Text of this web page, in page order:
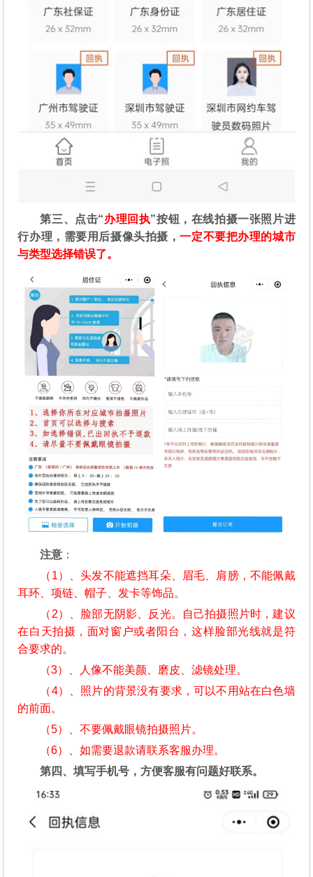
第三、点击“办理回执”按钮，在线拍摄一张照片进
行办理，需要用后摄像头拍摄，一定不要把办理的城市
与类型选择错误了。
注意 ：
（1）、头发不能遮挡耳朵、眉毛、肩膀，不能佩戴
耳环、项链、帽子、发卡等饰品。
（2）、脸部无阴影、反光。自己拍摄照片时，建议
在白天拍摄，面对窗户或者阳台，这样脸部光线就是符
合要求的。
（3）、人像不能美颜、磨皮、滤镜处理。
（4）、照片的背景没有要求，可以不用站在白色墙
的前面。
（5）、不要佩戴眼镜拍摄照片。
（6）、如需要退款请联系客服办理。
第四、填写手机号，方便客服有问题好联系。